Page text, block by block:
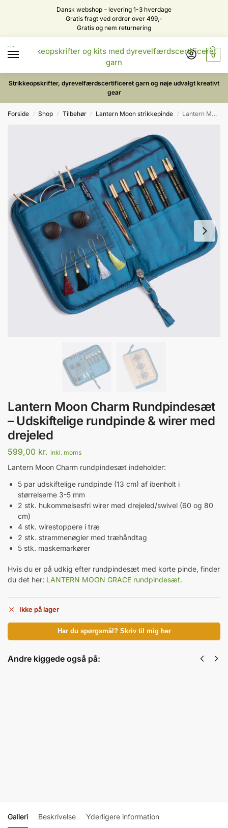
Dansk webshop – levering 1-3 hverdage
Gratis fragt ved ordrer over 499,-
Gratis og nem returnering
0
Strikkeopskrifter, dyrevelfærdscertificeret garn og nøje udvalgt kreativt
gear
Forside / Shop / Tilbehør / Lantern Moon strikkepinde / Lantern Moon Charm Rundpindesæt – Udskiftelige rundpinde & wirer med drejeled
Lantern Moon Charm Rundpindesæt
– Udskiftelige rundpinde & wirer med
drejeled
599,00 kr. inkl. moms
Lantern Moon Charm rundpindesæt indeholder:
5 par udskiftelige rundpinde (13 cm) af ibenholt i
størrelserne 3-5 mm
2 stk. hukommelsesfri wirer med drejeled/swivel (60 og 80
cm)
4 stk. wirestoppere i træ
2 stk. strammenøgler med træhåndtag
5 stk. maskemarkører
Hvis du er på udkig efter rundpindesæt med korte pinde, finder
du det her: LANTERN MOON GRACE rundpindesæt.
Ikke på lager
Har du spørgsmål? Skriv til mig her
Andre kiggede også på:
Galleri Beskrivelse Yderligere information